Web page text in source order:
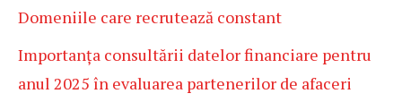
Domeniile care recrutează constant
Importanța consultării datelor financiare pentru
anul 2025 în evaluarea partenerilor de afaceri